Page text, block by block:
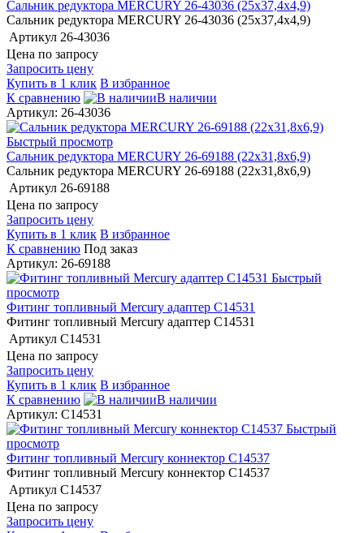
Сальник редуктора MERCURY 26-43036 (25х37,4х4,9)
Сальник редуктора MERCURY 26-43036 (25х37,4х4,9)
Артикул 26-43036
Цена по запросу
Запросить цену
Купить в 1 клик В избранное
К сравнению
В наличии
Артикул: 26-43036
Быстрый просмотр
Сальник редуктора MERCURY 26-69188 (22х31,8х6,9)
Сальник редуктора MERCURY 26-69188 (22х31,8х6,9)
Артикул 26-69188
Цена по запросу
Запросить цену
Купить в 1 клик В избранное
К сравнению Под заказ
Артикул: 26-69188
Быстрый
просмотр
Фитинг топливный Mercury адаптер C14531
Фитинг топливный Mercury адаптер C14531
Артикул C14531
Цена по запросу
Запросить цену
Купить в 1 клик В избранное
К сравнению
В наличии
Артикул: C14531
Быстрый
просмотр
Фитинг топливный Mercury коннектор C14537
Фитинг топливный Mercury коннектор C14537
Артикул C14537
Цена по запросу
Запросить цену